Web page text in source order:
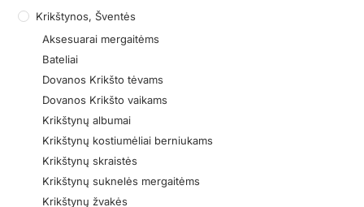
Krikštynos, Šventės
Aksesuarai mergaitėms
Bateliai
Dovanos Krikšto tėvams
Dovanos Krikšto vaikams
Krikštynų albumai
Krikštynų kostiumėliai berniukams
Krikštynų skraistės
Krikštynų suknelės mergaitėms
Krikštynų žvakės